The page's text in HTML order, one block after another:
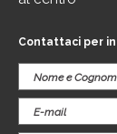
Contattaci per